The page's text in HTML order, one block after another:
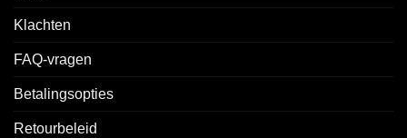
Klachten
FAQ-vragen
Betalingsopties
Retourbeleid